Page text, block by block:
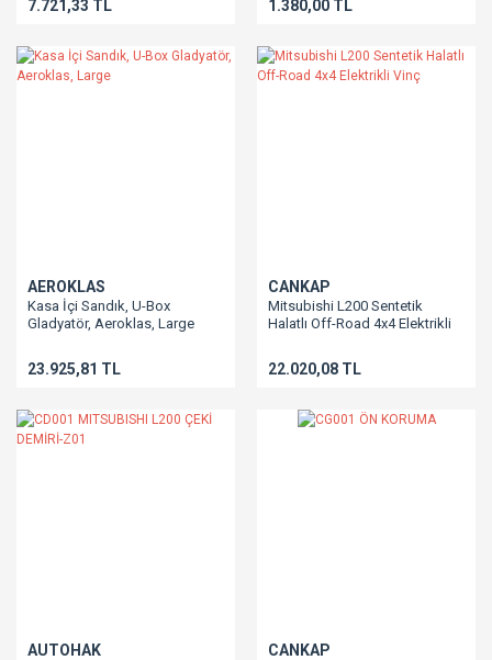
7.721,33 TL 1.380,00 TL
AEROKLAS
Kasa İçi Sandık, U-Box
Gladyatör, Aeroklas, Large
23.925,81 TL
CANKAP
Mitsubishi L200 Sentetik
Halatlı Off-Road 4x4 Elektrikli
22.020,08 TL
AUTOHAK CANKAP